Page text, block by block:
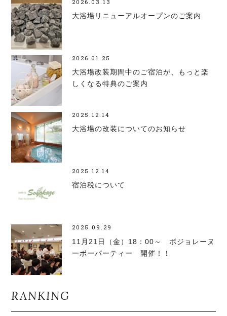
2026.03.13
大浴場リニューアルオープンのご案内
2026.01.25
大浴場改装期間中のご宿泊が、もっと楽
しくなる特典のご案内
2025.12.14
大浴場の改装についてのお知らせ
2025.12.14
宿泊税について
2025.09.29
11月21日（金）18：00～ ボジョレーヌ
ーボーパーティー 開催！！
RANKING